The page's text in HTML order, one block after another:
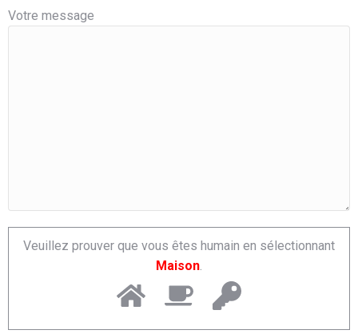
Votre message
Veuillez prouver que vous êtes humain en sélectionnant
Maison.